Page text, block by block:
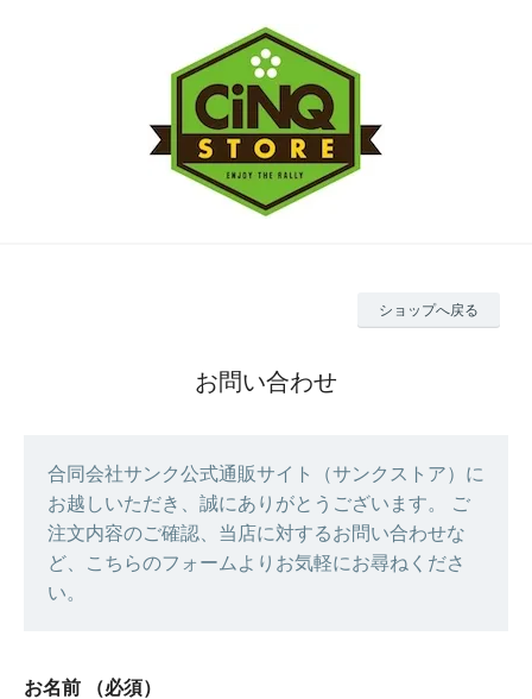
ショップへ戻る
お問い合わせ
合同会社サンク公式通販サイト（サンクストア）に
お越しいただき、誠にありがとうございます。 ご
注文内容のご確認、当店に対するお問い合わせな
ど、こちらのフォームよりお気軽にお尋ねくださ
い。
お名前 （必須）